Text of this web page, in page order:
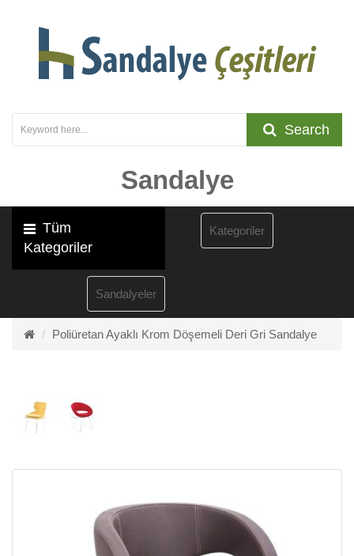
Search
Sandalye
Tüm
Kategoriler
Sandalyeler
Kategoriler
Poliüretan Ayaklı Krom Döşemeli Deri Gri Sandalye